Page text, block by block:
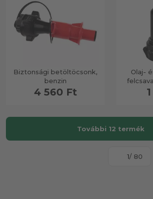
Biztonsági betöltöcsonk,
benzin
4 560 Ft
Olaj-
További 12 termék
/ 80